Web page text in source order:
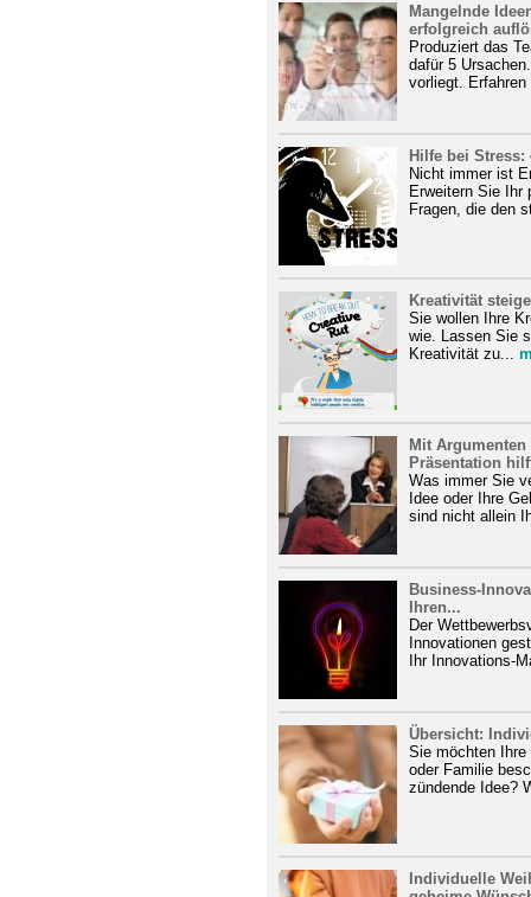
Mangelnde
erfolgreich
Produziert das
dafür 5
vorliegt.
Hilfe bei Stress:
Nicht immer ist
Erweitern Sie Ihr
Fragen, die den
Kreativität
Sie wollen Ihre
wie. Lassen Sie
Kreativität zu...
Mit Argumenten
Präsentation
Was immer Sie
Idee oder Ihre
sind nicht allein
Business-
Ihren...
Der
Innovationen
Ihr Innovations-
Übersicht:
Sie möchten Ihre
oder Familie
zündende Idee?
Individuelle